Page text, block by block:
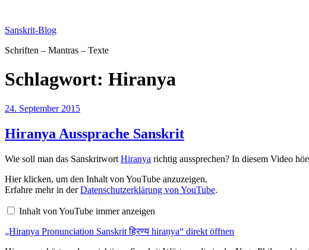
springen
Sanskrit-Blog
Schriften – Mantras – Texte
Schlagwort: Hiranya
Veröffentlicht
24. September 2015
Hiranya Aussprache Sanskrit
Wie soll man das Sanskritwort Hiranya richtig aussprechen? In diesem Video
„Hiranya
Pronunciation
Sanskrit
hiraṇya“
YouTube
Hier klicken, um den Inhalt von YouTube anzuzeigen.
Erfahre mehr in derDatenschutzerklärung von YouTube.
Inhalt von YouTube immer anzeigen
„Hiranya Pronunciation Sanskrit हिरण्य hiraṇya“ direkt öffnen